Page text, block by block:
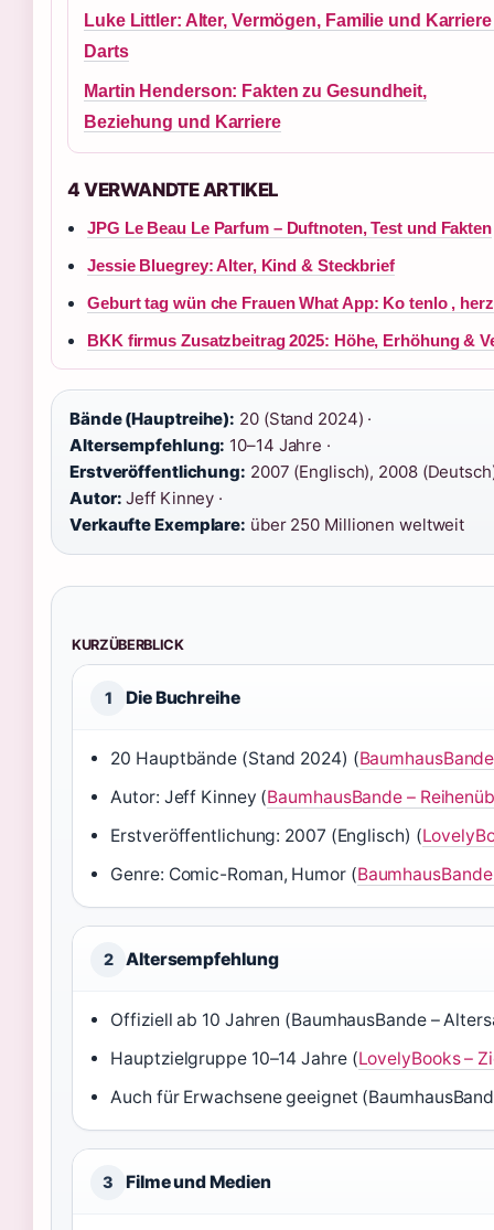
Luke Littler: Alter, Vermögen, Familie und
Darts
Martin Henderson: Fakten zu Gesundheit,
Beziehung und Karriere
4 VERWANDTE ARTIKEL
JPG Le Beau Le Parfum – Duftnoten, Test und Fakten
Jessie Bluegrey: Alter, Kind & Steckbrief
Geburt tag wün che Frauen What App: Ko tenlo ,
BKK firmus Zusatzbeitrag 2025: Höhe, Erhöhung &
Bände (Hauptreihe): 20 (Stand 2024) ·
Altersempfehlung: 10–14 Jahre ·
Erstveröffentlichung: 2007 (Englisch), 2008
Autor: Jeff Kinney ·
Verkaufte Exemplare: über 250 Millionen weltweit
KURZÜBERBLICK
1 Die Buchreihe
20 Hauptbände (Stand 2024) (
Autor: Jeff Kinney (BaumhausBande –
Erstveröffentlichung: 2007 (Englisch) (
Genre: Comic-Roman, Humor (
2 Altersempfehlung
Offiziell ab 10 Jahren (BaumhausBande –
Hauptzielgruppe 10–14 Jahre (LovelyBooks –
Auch für Erwachsene geeignet
3 Filme und Medien